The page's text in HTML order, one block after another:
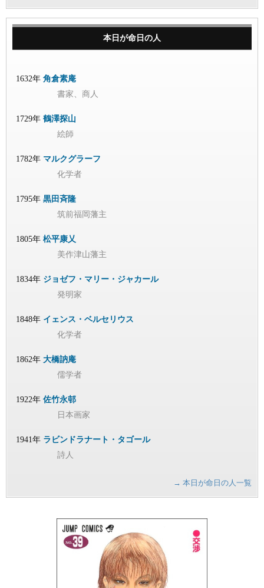
本日が命日の人
1632年 角倉素庵
書家、商人
1729年 鶴澤探山
絵師
1782年 マルクグラーフ
化学者
1795年 黒田斉隆
筑前福岡藩主
1805年 松平康乂
美作津山藩主
1834年 ジョゼフ・マリー・ジャカール
発明家
1848年 イェンス・ベルセリウス
化学者
1862年 大橋訥庵
儒学者
1922年 佐竹永邨
日本画家
1941年 ラビンドラナート・タゴール
詩人
→ 本日が命日の人一覧